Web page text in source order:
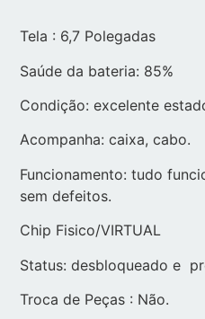
Tela : 6,7 Polegadas
Saúde da bateria: 85%
Condição: excelente
Acompanha: caixa, cabo.
Funcionamento: tudo
sem defeitos.
Chip Fisico/VIRTUAL
Status: desbloqueado e
Troca de Peças : Não.